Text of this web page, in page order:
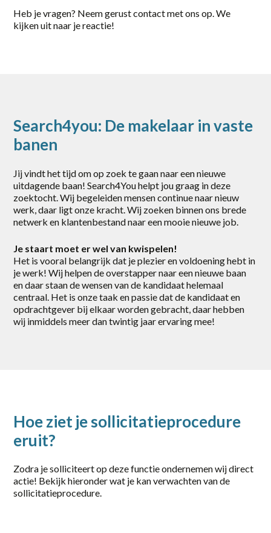
Heb je vragen? Neem gerust contact met ons op. We
kijken uit naar je reactie!
Search4you: De makelaar in vaste
banen
Jij vindt het tijd om op zoek te gaan naar een nieuwe
uitdagende baan! Search4You helpt jou graag in deze
zoektocht. Wij begeleiden mensen continue naar nieuw
werk, daar ligt onze kracht. Wij zoeken binnen ons brede
netwerk en klantenbestand naar een mooie nieuwe job.
Je staart moet er wel van kwispelen!
Het is vooral belangrijk dat je plezier en voldoening hebt in
je werk! Wij helpen de overstapper naar een nieuwe baan
en daar staan de wensen van de kandidaat helemaal
centraal. Het is onze taak en passie dat de kandidaat en
opdrachtgever bij elkaar worden gebracht, daar hebben
wij inmiddels meer dan twintig jaar ervaring mee!
Hoe ziet je sollicitatieprocedure
eruit?
Zodra je solliciteert op deze functie ondernemen wij direct
actie! Bekijk hieronder wat je kan verwachten van de
sollicitatieprocedure.
Harderwijk
Scherpenzeel
Stroe
Uddel
Vaassen
Veenendaal
Vianen
Zwolle
category
Logistiek / Transport